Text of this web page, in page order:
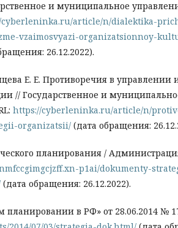
и муниципальное
cyberleninka.ru/article/n/dialektika-
vzaimosvyazi-organizatsionnoy-
26.12.2022).
Е. Е. Противоречия в управлении
// Государственное и
https://cyberleninka.ru/article/n/
organizatsii/ (дата обращения:
планирования /
p1ai/dokumenty-
(дата обращения: 26.12.2022).
планировании в РФ» от 28.06.2014 №